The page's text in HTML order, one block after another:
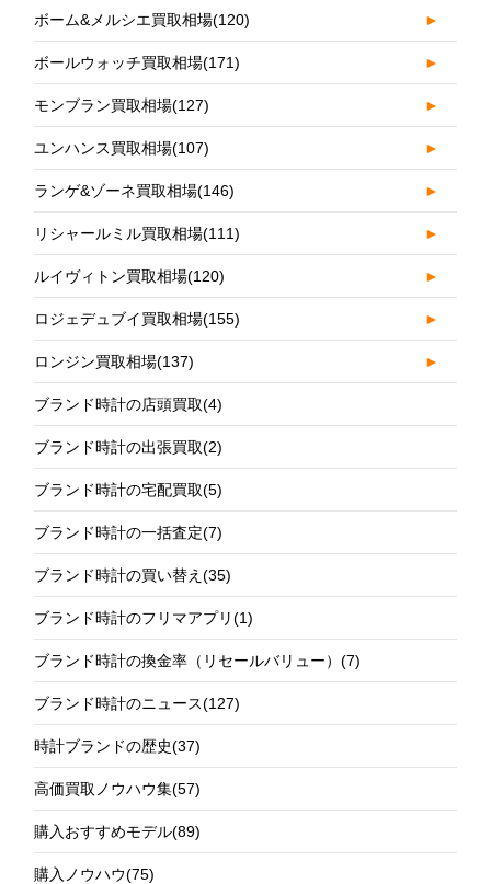
ボーム&メルシエ買取相場(120) ►
ボールウォッチ買取相場(171) ►
モンブラン買取相場(127) ►
ユンハンス買取相場(107) ►
ランゲ&ゾーネ買取相場(146) ►
リシャールミル買取相場(111) ►
ルイヴィトン買取相場(120) ►
ロジェデュブイ買取相場(155) ►
ロンジン買取相場(137) ►
ブランド時計の店頭買取(4)
ブランド時計の出張買取(2)
ブランド時計の宅配買取(5)
ブランド時計の一括査定(7)
ブランド時計の買い替え(35)
ブランド時計のフリマアプリ(1)
ブランド時計の換金率（リセールバリュー）(7)
ブランド時計のニュース(127)
時計ブランドの歴史(37)
高価買取ノウハウ集(57)
購入おすすめモデル(89)
購入ノウハウ(75)